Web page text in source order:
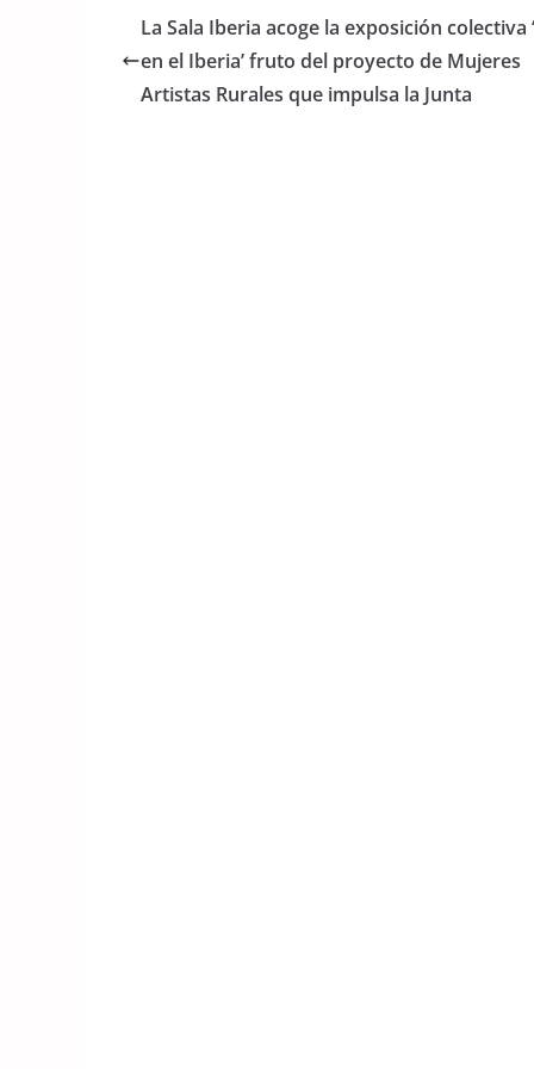
e
b
o
er s
A
p
La Sala Iberia acoge la exposición colectiva
en el Iberia’ fruto del proyecto de Mujeres
Artistas Rurales que impulsa la Junta